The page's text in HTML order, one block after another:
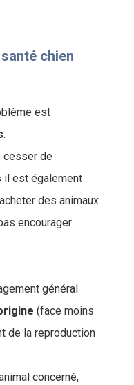
chien
est
.
cesser de
il est également
des animaux
encourager
général
(face moins
de la reproduction
concerné,